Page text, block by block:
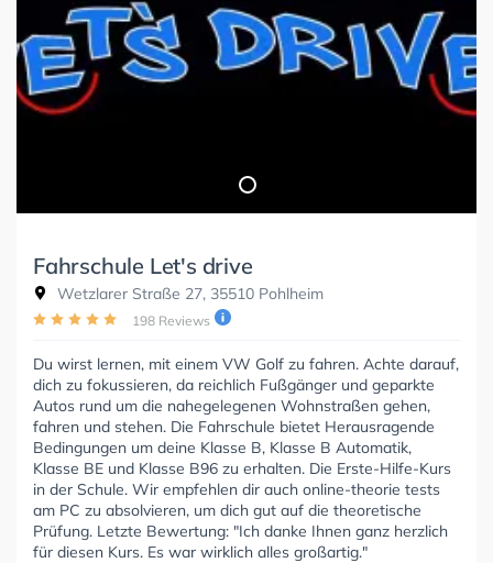
Fahrschule Let's drive
Wetzlarer Straße 27, 35510 Pohlheim
198 Reviews
Du wirst lernen, mit einem VW Golf zu fahren. Achte darauf,
dich zu fokussieren, da reichlich Fußgänger und geparkte
Autos rund um die nahegelegenen Wohnstraßen gehen,
fahren und stehen. Die Fahrschule bietet Herausragende
Bedingungen um deine Klasse B, Klasse B Automatik,
Klasse BE und Klasse B96 zu erhalten. Die Erste-Hilfe-Kurs
in der Schule. Wir empfehlen dir auch online-theorie tests
am PC zu absolvieren, um dich gut auf die theoretische
Prüfung. Letzte Bewertung: "Ich danke Ihnen ganz herzlich
für diesen Kurs. Es war wirklich alles großartig."